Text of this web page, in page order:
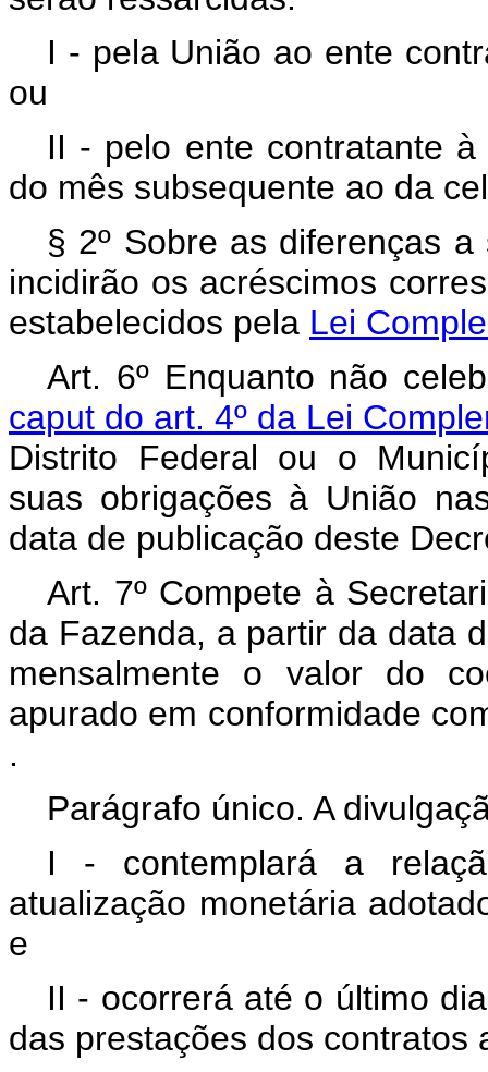
I - pela União ao ente
ou
II - pelo ente contratante
do mês subsequente ao da
§ 2º Sobre as diferenças
incidirão os acréscimos
estabelecidos pela Lei
Art. 6º Enquanto não
caput do art. 4º da Lei
Distrito Federal ou o
suas obrigações à União
data de publicação deste
Art. 7º Compete à
da Fazenda, a partir da data
mensalmente o valor do
apurado em conformidade
.
Parágrafo único. A
I - contemplará a
atualização monetária
e
II - ocorrerá até o último
das prestações dos contratos